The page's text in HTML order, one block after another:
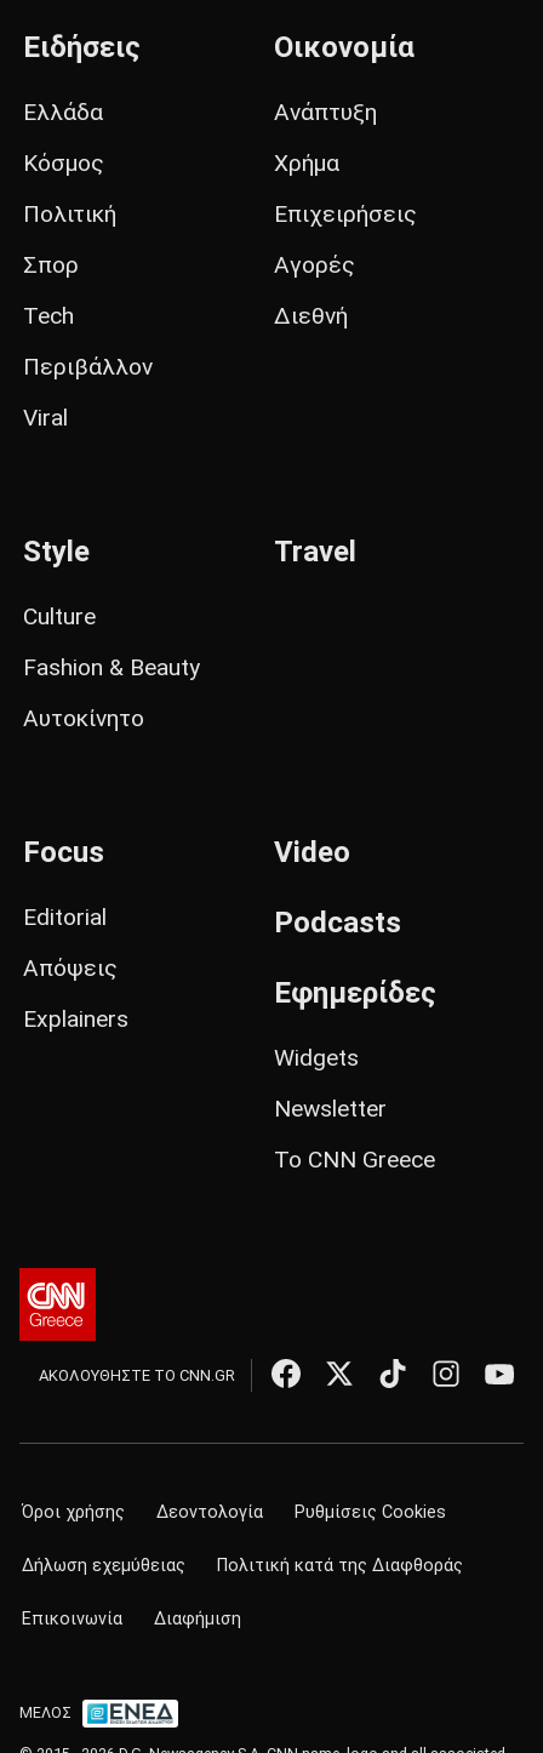
Ειδήσεις
Ελλάδα
Κόσμος
Πολιτική
Σπορ
Tech
Περιβάλλον
Viral
Οικονομία
Ανάπτυξη
Χρήμα
Επιχειρήσεις
Αγορές
Διεθνή
Style
Culture
Fashion & Beauty
Αυτοκίνητο
Travel
Focus
Editorial
Απόψεις
Explainers
Video
Podcasts
Εφημερίδες
Widgets
Newsletter
Το CNN Greece
ΑΚΟΛΟΥΘΗΣΤΕ ΤΟ CNN.GR
Όροι χρήσης Δεοντολογία Ρυθμίσεις Cookies
Δήλωση εχεμύθειας Πολιτική κατά της Διαφθοράς
Επικοινωνία Διαφήμιση
ΜΕΛΟΣ